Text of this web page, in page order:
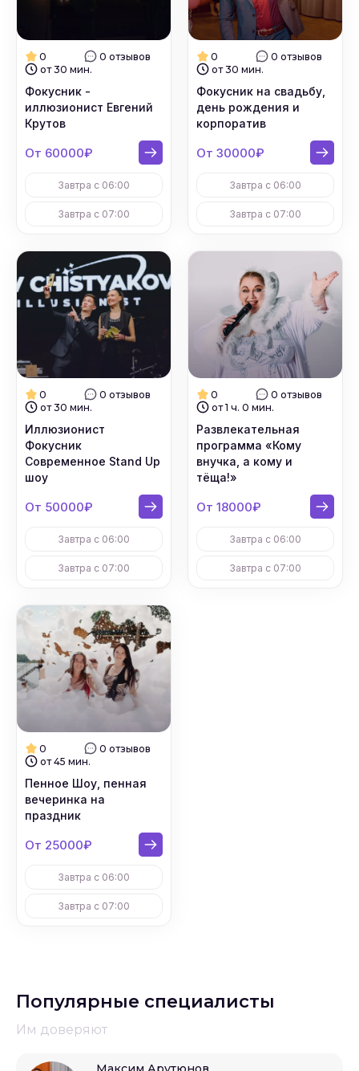
0
0 отзывов
от 30 мин.
Фокусник -
иллюзионист Евгений
Крутов
От 60000₽
Завтра с 06:00
Завтра с 07:00
0
0 отзывов
от 30 мин.
Фокусник на свадьбу,
день рождения и
корпоратив
От 30000₽
Завтра с 06:00
Завтра с 07:00
0
0 отзывов
от 30 мин.
Иллюзионист
Фокусник
Современное Stand Up
шоу
От 50000₽
Завтра с 06:00
Завтра с 07:00
0
0 отзывов
от 1 ч. 0 мин.
Развлекательная
программа «Кому
внучка, а кому и
тёща!»
От 18000₽
Завтра с 06:00
Завтра с 07:00
0
0 отзывов
от 45 мин.
Пенное Шоу, пенная
вечеринка на
праздник
От 25000₽
Завтра с 06:00
Завтра с 07:00
Популярные специалисты
Им доверяют